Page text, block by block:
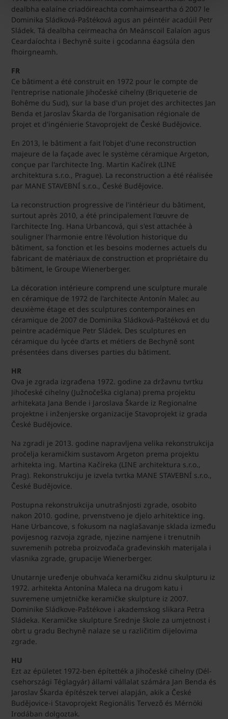
dealbha ealaíne criadóireachta comhaimseartha ó 2007 le
Dominika Sládková-Paštéková agus an péintéir acadúil Petr
Sládek. Tá dealbha ceirmeacha ón Meánscoil Ealaíon agus
Ceardaíochta i Bechyně suite i gcodanna éagsúla den
fhoirgneamh.
FR
Ce bâtiment a été construit en 1972 pour le compte de
l'entreprise nationale Jihočeské cihelny (Briqueterie de
Bohême du Sud), sur la base d'un projet des architectes Jan
Benda et Jaroslav Škarda de l'organisation régionale de
projet et d'ingénierie Stavoprojekt de České Budějovice.
En 2013, le bâtiment a fait l'objet d'une reconstruction
majeure de la façade avec le système céramique Argeton,
conçue par l'architecte Ing. Martin Kačírek (LINE
architektura s.r.o., Prague). La reconstruction a été réalisée
par MANE STAVEBNÍ s.r.o., České Budějovice.
La reconstruction progressive de l'intérieur du bâtiment,
surtout après 2010, a été principalement l'œuvre de
l'architecte Ing. Hana Urbancová, qui s'est attachée à
souligner l'harmonie entre l'évolution historique du
bâtiment, sa fonction et les besoins modernes actuels du
fabricant de matériaux de construction et propriétaire du
bâtiment, le Groupe Wienerberger.
La décoration intérieure comprend une sculpture murale
en céramique de 1972 de l'architecte Antonín Malec au
deuxième étage et des sculptures contemporaines en
céramique de 2007 de Dominika Sládková-Paštéková et du
peintre académique Petr Sládek. Des sculptures en
céramique du lycée d'arts et métiers de Bechyně sont
présentées dans diverses parties du bâtiment.
HR
Ova je zgrada izgrađena 1972. godine za državnu tvrtku
Jihočeské cihelny (Južnočeška ciglana) prema projektu
arhitekata Jana Bende i Jaroslava Škarde iz Regionalne
projektne i inženjerske organizacije Stavoprojekt iz grada
České Budějovice.
Na zgradi je 2013. godine napravljena velika rekonstrukcija
pročelja keramičkim sustavom Argeton prema projektu
arhitekta ing. Martina Kačíreka (LINE architektura s.r.o.,
Prag). Rekonstrukciju je izvela tvrtka MANE STAVEBNÍ s.r.o.,
České Budějovice.
Postupna rekonstrukcija unutrašnjosti zgrade, osobito
nakon 2010. godine, prvenstveno je djelo arhitektice ing.
Hane Urbancove, s fokusom na naglašavanje sklada između
povijesnog razvoja zgrade, njezine namjene i trenutnih
suvremenih potreba proizvođača građevinskih materijala i
vlasnika zgrade, grupacije Wienerberger.
Unutarnje uređenje obuhvaća keramičku zidnu skulpturu iz
1972. arhitekta Antonína Maleca na drugom katu i
suvremene umjetničke keramičke skulpture iz 2007.
Dominike Sládkove-Paštékove i akademskog slikara Petra
Sládeka. Keramičke skulpture Srednje škole za umjetnost i
obrt u gradu Bechyně nalaze se u različitim dijelovima
zgrade.
HU
Ezt az épületet 1972-ben építették a Jihočeské cihelny (Dél-
csehországi Téglagyár) állami vállalat számára Jan Benda és
Jaroslav Škarda építészek tervei alapján, akik a České
Budějovice-i Stavoprojekt Regionális Tervező és Mérnöki
Irodában dolgoztak.